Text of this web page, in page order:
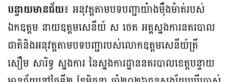
បន្ទាយមានជ័យ​៖ ​ អនុវត្ត​តាម​បទ​បញ្ជា​យ៉ាង​មុឺងម៉ាត់​របស់​
ឯកឧត្ដម​ នាយ​ឧត្ដមសេនីយ៍​ ស​ ថេត​ អគ្គស្នងការ​នគរបាល​
ជាតិ​និង​អនុវត្ត​តាម​បទ​បញ្ជា​របស់​លោក​ឧត្ដមសេនីយ៍​ត្រី​
សឿម​ សារិទ្ធ​ ស្នងការ​ នៃ​ស្នង​ការ​ដ្ឋាន​នគរបាល​ខេត្ត​បន្ទាយ